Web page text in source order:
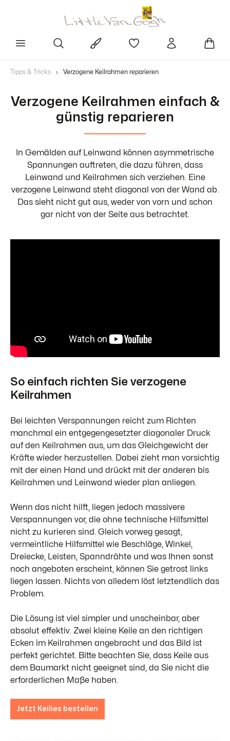
Tipps & Tricks Verzogene Keilrahmen reparieren
Verzogene Keilrahmen einfach &
günstig reparieren
In Gemälden auf Leinwand können asymmetrische
Spannungen auftreten, die dazu führen, dass
Leinwand und Keilrahmen sich verziehen. Eine
verzogene Leinwand steht diagonal von der Wand ab.
Das sieht nicht gut aus, weder von vorn und schon
gar nicht von der Seite aus betrachtet.
So einfach richten Sie verzogene
Keilrahmen
Bei leichten Verspannungen reicht zum Richten
manchmal ein entgegengesetzter diagonaler Druck
auf den Keilrahmen aus, um das Gleichgewicht der
Kräfte wieder herzustellen. Dabei zieht man vorsichtig
mit der einen Hand und drückt mit der anderen bis
Keilrahmen und Leinwand wieder plan anliegen.
Wenn das nicht hilft, liegen jedoch massivere
Verspannungen vor, die ohne technische Hilfsmittel
nicht zu kurieren sind. Gleich vorweg gesagt,
vermeintliche Hilfsmittel wie Beschläge, Winkel,
Dreiecke, Leisten, Spanndrähte und was Ihnen sonst
noch angeboten erscheint, können Sie getrost links
liegen lassen. Nichts von alledem löst letztendlich das
Problem.
Die Lösung ist viel simpler und unscheinbar, aber
absolut effektiv. Zwei kleine Keile an den richtigen
Ecken im Keilrahmen angebracht und das Bild ist
perfekt gerichtet. Bitte beachten Sie, dass Keile aus
dem Baumarkt nicht geeignet sind, da Sie nicht die
erforderlichen Maße haben.
Jetzt Keilies bestellen